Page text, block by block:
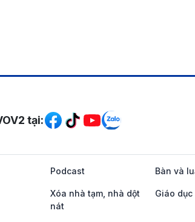
xã hội
tại:
Podcast Bàn và
Xóa nhà tạm, nhà dột
nát
Giáo